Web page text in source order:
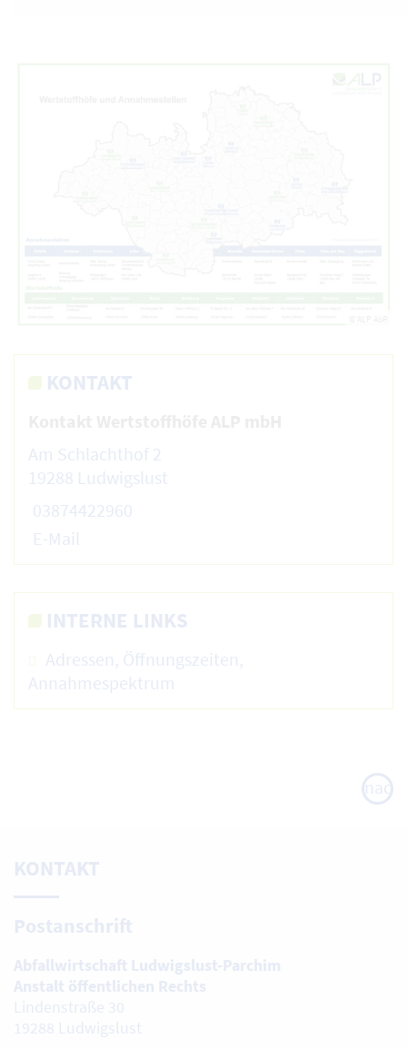
KONTAKT
Am Schlachthof 2
19288 Ludwigslust
03874422960
E-Mail
INTERNE LINKS
Adressen, Öffnungszeiten,
Annahmespektrum
nach
oben
KONTAKT
Postanschrift
Abfallwirtschaft Ludwigslust-Parchim
Anstalt öffentlichen Rechts
Lindenstraße 30
19288 Ludwigslust